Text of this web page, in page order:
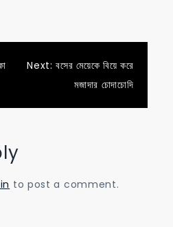
Next: বসের মেয়েকে বিয়ে করে
মজাদার চোদাচোদি
to post a comment.